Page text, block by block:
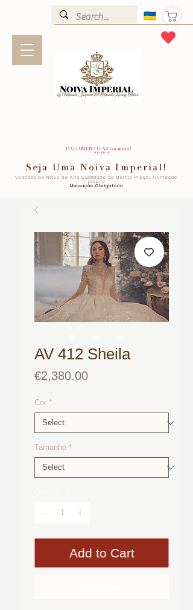
PAGAMENTO X3 ou mais!
SEM JUROS!
Seja Uma Noiva Imperial!
Vestidos de Noiva de Alta Qualidade ao Melhor Preço!. Confeção
própria
Marcação Obrigatória
AV 412 Sheila
€2,380.00Price
Cor *
Tamanho *
Add to Cart